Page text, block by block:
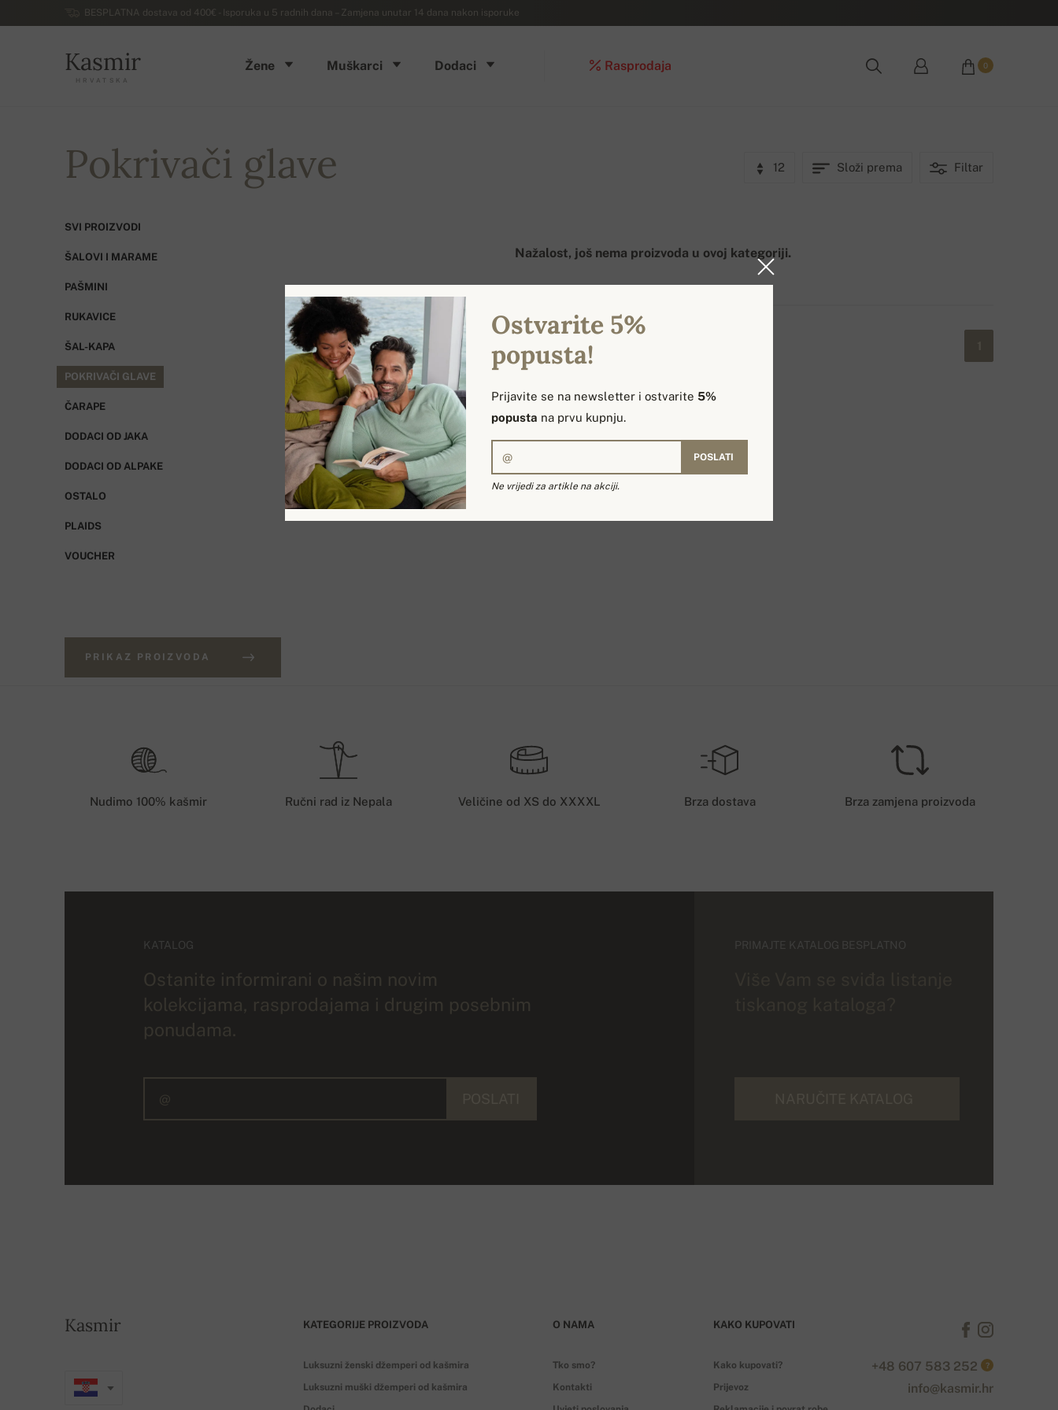
BESPLATNA dostava od 400€ - Isporuka u 5 radnih dana – Zamjena unutar 14 dana nakon isporuke
Kasmir
HRVATSKA
Žene Muškarci Dodaci Rasprodaja 0
Pokrivači glave 12 Složi prema Filtar
SVI PROIZVODI
ŠALOVI I MARAME
PAŠMINI
RUKAVICE
ŠAL-KAPA
POKRIVAČI GLAVE
ČARAPE
DODACI OD JAKA
DODACI OD ALPAKE
OSTALO
PLAIDS
VOUCHER
PRIKAZ PROIZVODA
Nažalost, još nema proizvoda u ovoj kategoriji.
UKUPNO: 0 PROIZVODA / 1 STRANICA
Nudimo 100% kašmir Ručni rad iz Nepala Veličine od XS do XXXXL Brza dostava Brza zamjena proizvoda
KATALOG
Ostanite informirani o našim novim
kolekcijama, rasprodajama i drugim posebnim
ponudama.
PRIMAJTE KATALOG BESPLATNO
Kasmir KATEGORIJE PROIZVODA
Luksuzni ženski džemperi od kašmira
Luksuzni muški džemperi od kašmira
O NAMA
Tko smo?
Kontakti
KAKO KUPOVATI
Kako kupovati?
Prijevoz
+48 607 583 252 ?
info@kasmir.hr
Ostvarite 5%
popusta!
Prijavite se na newsletter i ostvarite 5%
popusta na prvu kupnju.
POSLATI
Ne vrijedi za artikle na akciji.